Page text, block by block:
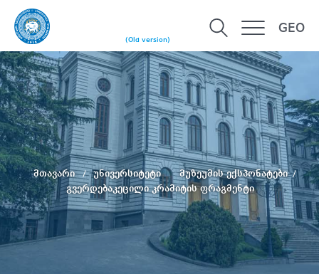
(Old version)
GEO
მთავარი უნივერსიტეტი
მუზეუმის ექსპონატები
გვერდებაკეცილი კრამიტის ფრაგმენტი